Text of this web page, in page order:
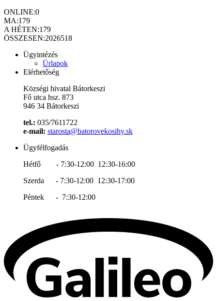
ONLINE:0
MA:179
A HÉTEN:179
ÖSSZESEN:2026518
Ügyintézés
Ürlapok
Elérhetőség
Községi hivatal Bátorkeszi
Fő utca hsz. 873
946 34 Bátorkeszi
tel.: 035/7611722
e-mail: starosta@batorovekosihy.sk
Ügyfélfogadás
Hétfő - 7:30-12:00 12:30-16:00
Szerda - 7:30-12:00 12:30-17:00
Péntek - 7:30-12:00